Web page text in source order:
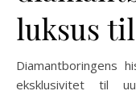
luksus
Diamantboringens
eksklusivitet til